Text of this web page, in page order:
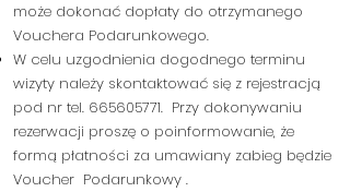
może dokonać dopłaty do otrzymanego
Vouchera Podarunkowego.
W celu uzgodnienia dogodnego terminu
wizyty należy skontaktować się z rejestracją
pod nr tel. 665605771. Przy dokonywaniu
rezerwacji proszę o poinformowanie, że
formą płatności za umawiany zabieg będzie
Voucher Podarunkowy .